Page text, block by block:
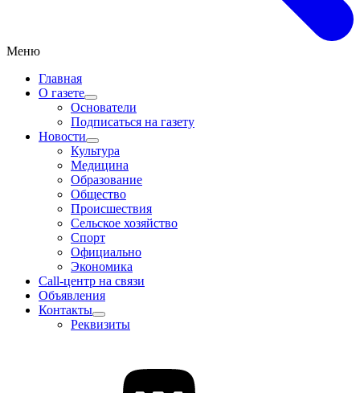
Меню
Главная
О газете
Основатели
Подписаться на газету
Новости
Культура
Медицина
Образование
Общество
Происшествия
Сельское хозяйство
Спорт
Официально
Экономика
Call-центр на связи
Объявления
Контакты
Реквизиты